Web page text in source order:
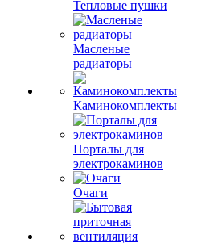
Тепловые пушки
Масленые
радиаторы
Каминокомплекты
Порталы для
электрокаминов
Очаги